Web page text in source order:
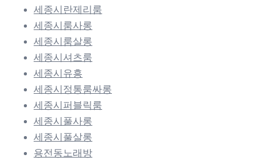
세종시란제리룸
세종시룸사롱
세종시룸살롱
세종시셔츠룸
세종시유흥
세종시정통룸싸롱
세종시퍼블릭룸
세종시풀사롱
세종시풀살롱
용전동노래방